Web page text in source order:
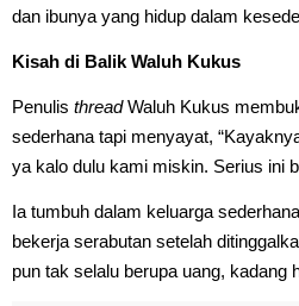
dan ibunya yang hidup dalam
Kisah di Balik Waluh Kukus
Penulis threadWaluh Kukus
sederhana tapi menyayat,
ya kalo dulu kami miskin. Serius ini
Ia tumbuh dalam keluarga
bekerja serabutan setelah
pun tak selalu berupa uang, kadang